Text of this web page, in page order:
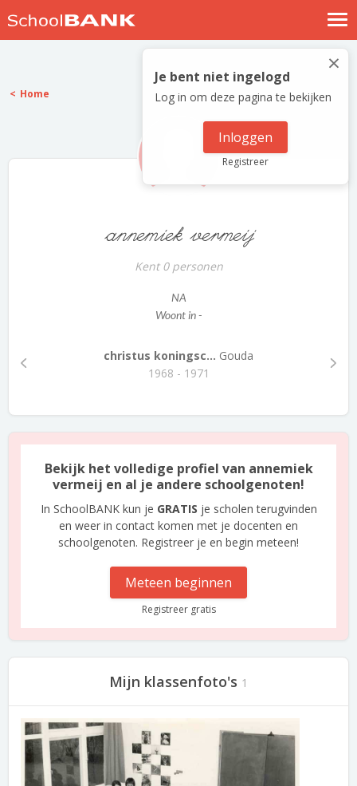
Nostalgische verhalen
Log in
Meld je gratis aan
×
Je bent niet ingelogd
Log in om deze pagina te bekijken
Inloggen
Registreer
Home
annemiek vermeij
Kent 0 personen
NA
Woont in -
christus koningsc... Gouda
1968 - 1971
Bekijk het volledige profiel van annemiek
vermeij en al je andere schoolgenoten!
In SchoolBANK kun je GRATIS je scholen terugvinden
en weer in contact komen met je docenten en
schoolgenoten. Registreer je en begin meteen!
Meteen beginnen
Registreer gratis
Mijn klassenfoto's 1